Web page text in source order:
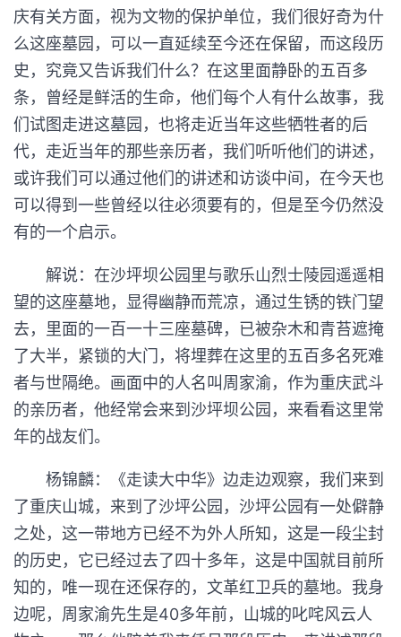
庆有关方面，视为文物的保护单位，我们很好奇为什
么这座墓园，可以一直延续至今还在保留，而这段历
史，究竟又告诉我们什么？在这里面静卧的五百多
条，曾经是鲜活的生命，他们每个人有什么故事，我
们试图走进这墓园，也将走近当年这些牺牲者的后
代，走近当年的那些亲历者，我们听听他们的讲述，
或许我们可以通过他们的讲述和访谈中间，在今天也
可以得到一些曾经以往必须要有的，但是至今仍然没
有的一个启示。
解说：在沙坪坝公园里与歌乐山烈士陵园遥遥相
望的这座墓地，显得幽静而荒凉，通过生锈的铁门望
去，里面的一百一十三座墓碑，已被杂木和青苔遮掩
了大半，紧锁的大门，将埋葬在这里的五百多名死难
者与世隔绝。画面中的人名叫周家渝，作为重庆武斗
的亲历者，他经常会来到沙坪坝公园，来看看这里常
年的战友们。
杨锦麟：《走读大中华》边走边观察，我们来到
了重庆山城，来到了沙坪公园，沙坪公园有一处僻静
之处，这一带地方已经不为外人所知，这是一段尘封
的历史，它已经过去了四十多年，这是中国就目前所
知的，唯一现在还保存的，文革红卫兵的墓地。我身
边呢，周家渝先生是40多年前，山城的叱咤风云人